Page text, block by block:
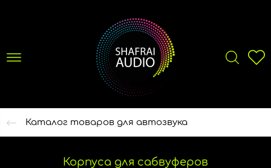
Каталог товаров для автозвука
Корпуса для сабвуферов